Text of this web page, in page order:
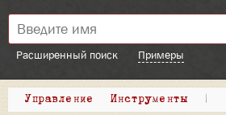
Расширенный поиск Примеры
Управление Инструменты |